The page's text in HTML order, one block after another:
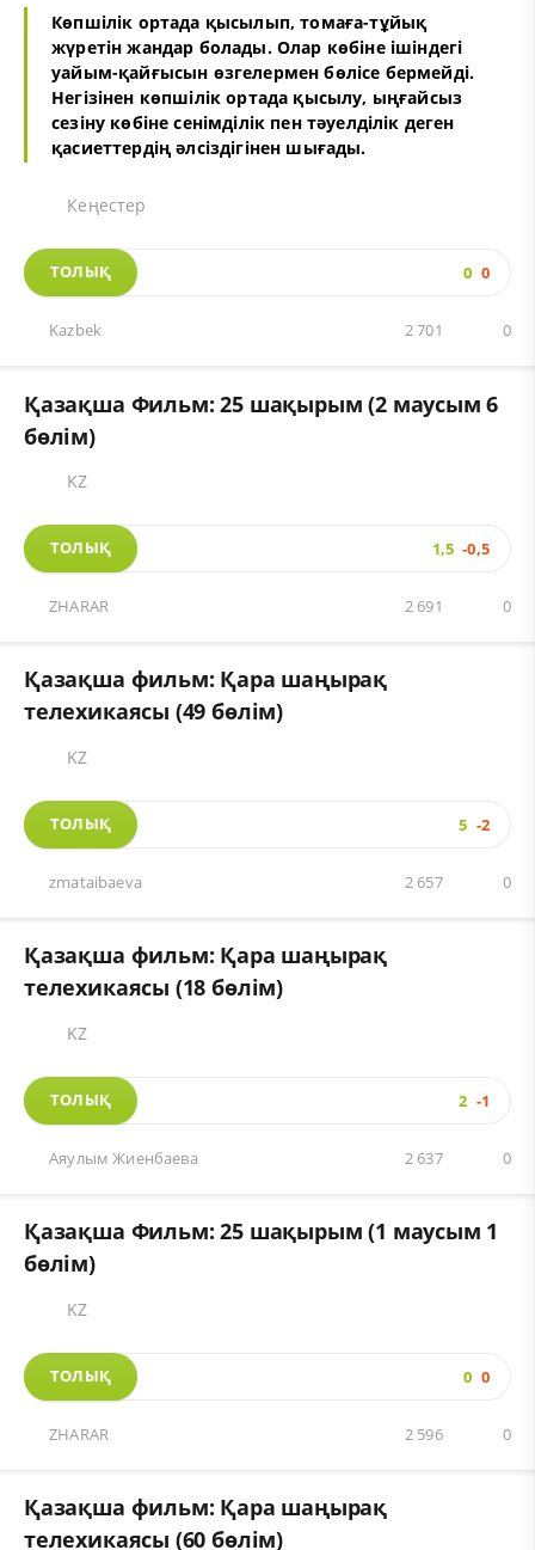
Көпшілік ортада қысылып, томаға-тұйық
жүретін жандар болады. Олар көбіне ішіндегі
уайым-қайғысын өзгелермен бөлісе бермейді.
Негізінен көпшілік ортада қысылу, ыңғайсыз
сезіну көбіне сенімділік пен тәуелділік деген
қасиеттердің әлсіздігінен шығады.
Кеңестер
ТОЛЫҚ 0 0
Kazbek 0
2 701
Қазақша Фильм: 25 шақырым (2 маусым 6
бөлім)
KZ
ТОЛЫҚ 1,5 -0,5
ZHARAR 0
2 691
Қазақша фильм: Қара шаңырақ
телехикаясы (49 бөлім)
KZ
ТОЛЫҚ 5 -2
zmataibaeva 0
2 657
Қазақша фильм: Қара шаңырақ
телехикаясы (18 бөлім)
KZ
ТОЛЫҚ 2 -1
Аяулым Жиенбаева 0
2 637
Қазақша Фильм: 25 шақырым (1 маусым 1
бөлім)
KZ
ТОЛЫҚ 0 0
ZHARAR 0
2 596
Қазақша фильм: Қара шаңырақ
телехикаясы (60 бөлім)